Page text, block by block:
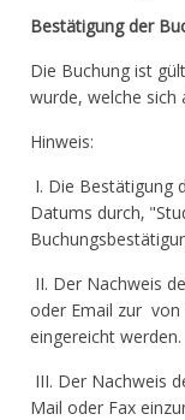
Bestätigung der
Die Buchung ist
wurde, welche sich
Hinweis:
I. Die Bestätigung
Datums durch‚
II. Der Nachweis
oder Email zur von
eingereicht werden.
III. Der Nachweis
Mail oder Fax